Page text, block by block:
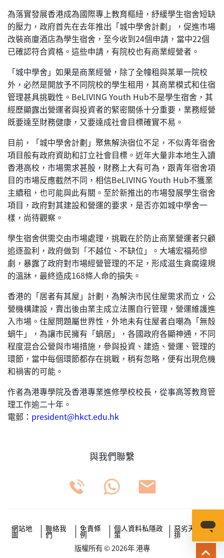
為落實發展香港成為國際專上教育樞紐，紓緩學生宿舍短缺
的壓力，政府首先在去年推出「城中學舍計劃」，促進市場
改裝商廈酒店為學生宿舍，至今收到24個申請，當中22個
已確認符合資格。這些申請，有院校也有商業經營者。
「城中學舍」如果是商業經營，除了全幢租與某單一院校
外，必然是開放予不同院校的學生租用，其商業模式和住宿
管理甚具挑戰性。BeLIVING Youth Hub不是學生宿舍，其
經歷顯露出營運者與投資者的緊密關係十分重要，業務經營
既要達至財務健康，又要達成社會目標確實不易。
目前，「城中學舍計劃」聚焦解決宿位不足，不似青年宿舍
項目般有政府資助和訂立社會目標。近年大量非本地生入讀
香港高校，市場需求甚殷，財務上大有可為，跟青年宿舍項
目的市場反應截然不同，相信BeLIVING Youth Hub不獲業
主續租，也可能與此有關。至於新推出的市場發展學生宿舍
項目，政府對其建設和營運的要求，是否亦如城中學舍一
樣，尚待觀察。
學生宿舍供需交由市場處理，挑戰在於防止商業營運者只顧
追逐盈利，政府做到「不越位、不缺位」。大埔宏福苑慘
劇，暴露了政府對市場經營管理的不足，形成滋生貪腐違規
的溫牀，最終造成168條人命的損失。
香港的「居者有其屋」計劃，為解決市民住屋需求而立，公
營機構建設，賣出後由業主成立法團自行管理，營運維護進
入市場。住屋問題屬世界性，外地未有住屋者自嘲為「無殼
蝸牛」，為讓市民擁有「蝸居」，各國政府各顯神通，不同
程度混合公營與市場措施，參與投資、建造、營運、管理的
環節，當中每個環節都存在挑戰，稍有忽略，便有出現危機
和禍害的可能。
作者為港專學院及香港專業進修學校校長，從事高等教育管
理工作逾二十年。
電郵： president@hkct.edu.hk
與我們聯繫
網站地
圖
聯絡我
們
免責條
例
個人資料私隱政
策
惡劣天氣安
排
版權所有 © 2026年 港專